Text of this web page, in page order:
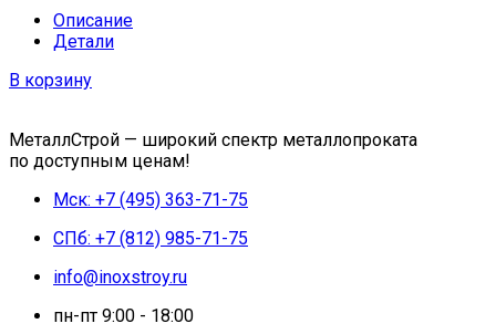
Описание
Детали
В корзину
МеталлСтрой — широкий спектр металлопроката
по доступным ценам!
Мск: +7 (495) 363-71-75
СПб: +7 (812) 985-71-75
info@inoxstroy.ru
пн-пт 9:00 - 18:00